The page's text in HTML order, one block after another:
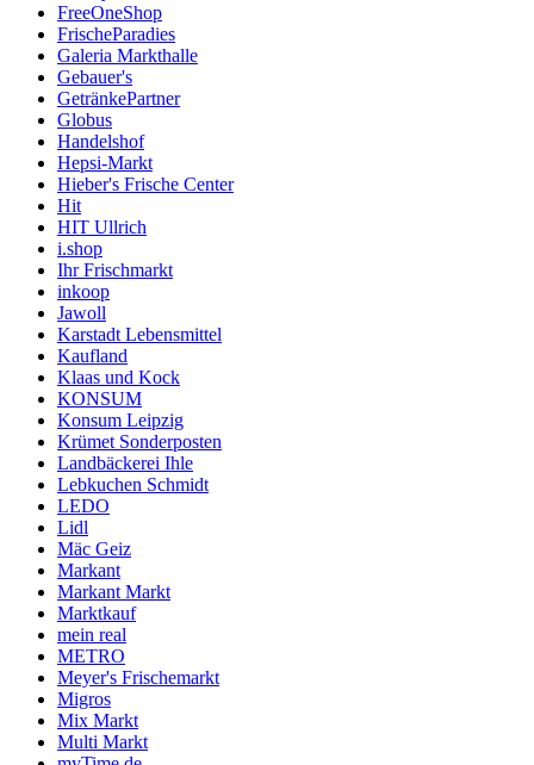
FreeOneShop
FrischeParadies
Galeria Markthalle
Gebauer's
GetränkePartner
Globus
Handelshof
Hepsi-Markt
Hieber's Frische Center
Hit
HIT Ullrich
i.shop
Ihr Frischmarkt
inkoop
Jawoll
Karstadt Lebensmittel
Kaufland
Klaas und Kock
KONSUM
Konsum Leipzig
Krümet Sonderposten
Landbäckerei Ihle
Lebkuchen Schmidt
LEDO
Lidl
Mäc Geiz
Markant
Markant Markt
Marktkauf
mein real
METRO
Meyer's Frischemarkt
Migros
Mix Markt
Multi Markt